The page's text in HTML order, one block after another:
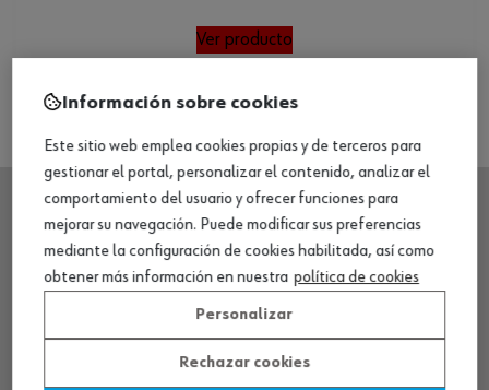
Ver producto
SEDE CENTRAL
CENTRO LOGÍSTICO / MUSEO
SOBRE WÜRTH
Información sobre cookies
Este sitio web emplea cookies propias y de terceros para
gestionar el portal, personalizar el contenido, analizar el
comportamiento del usuario y ofrecer funciones para
mejorar su navegación. Puede modificar sus preferencias
mediante la configuración de cookies habilitada, así como
obtener más información en nuestra política de cookies
Personalizar
Rechazar cookies